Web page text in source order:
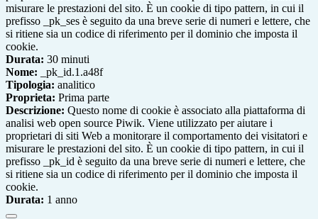
misurare le prestazioni del sito. È un cookie di tipo pattern, in cui il
prefisso _pk_ses è seguito da una breve serie di numeri e lettere, che
si ritiene sia un codice di riferimento per il dominio che imposta il
cookie.
Durata: 30 minuti
Nome: _pk_id.1.a48f
Tipologia: analitico
Proprieta: Prima parte
Descrizione: Questo nome di cookie è associato alla piattaforma di
analisi web open source Piwik. Viene utilizzato per aiutare i
proprietari di siti Web a monitorare il comportamento dei visitatori e
misurare le prestazioni del sito. È un cookie di tipo pattern, in cui il
prefisso _pk_id è seguito da una breve serie di numeri e lettere, che
si ritiene sia un codice di riferimento per il dominio che imposta il
cookie.
Durata: 1 anno